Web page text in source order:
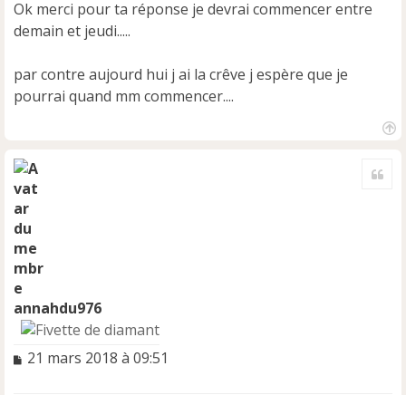
a
g
n
o
n
Ok merci pour ta réponse je devrai commencer entre
demain et jeudi.....
par contre aujourd hui j ai la crêve j espère que je
pourrai quand mm commencer....
annahdu976
M
21 mars 2018 à 09:51